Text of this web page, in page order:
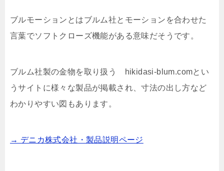
ブルモーションとはブルム社とモーションを合わせた
言葉でソフトクローズ機能がある意味だそうです。
ブルム社製の金物を取り扱う hikidasi-blum.comとい
うサイトに様々な製品が掲載され、寸法の出し方など
わかりやすい図もあります。
→ デニカ株式会社・製品説明ページ